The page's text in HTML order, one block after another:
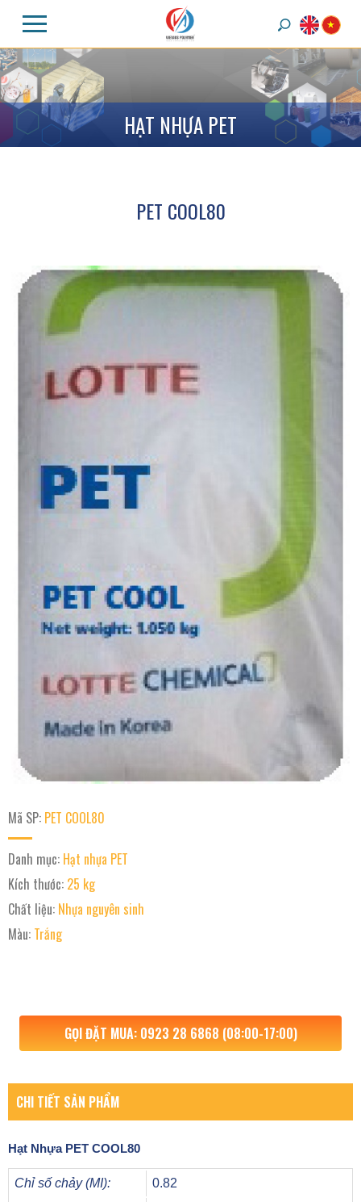
HẠT NHỰA PET
PET COOL80
Mã SP: PET COOL80
Danh mục: Hạt nhựa PET
Kích thước: 25 kg
Chất liệu: Nhựa nguyên sinh
Màu: Trắng
GỌI ĐẶT MUA: 0923 28 6868 (08:00-17:00)
CHI TIẾT SẢN PHẨM
Hạt Nhựa PET COOL80
Chỉ số chảy (MI):
0.82